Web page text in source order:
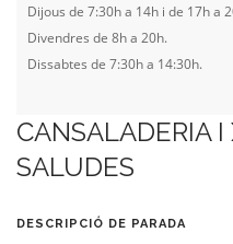
Dijous de 7:30h a 14h i de 17h a
Divendres de 8h a 20h.
Dissabtes de 7:30h a 14:30h.
CANSALADERIA
SALUDES
DESCRIPCIÓ DE PARADA